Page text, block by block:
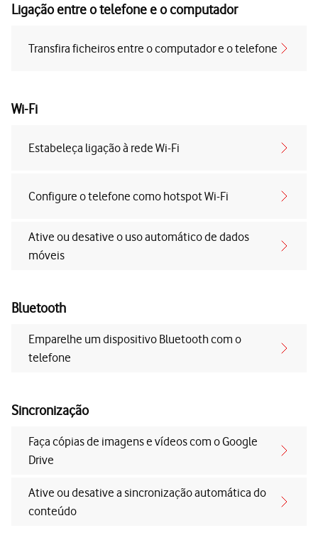
Ligação entre o telefone e o computador
Transfira ficheiros entre o computador e o telefone
Wi-Fi
Estabeleça ligação à rede Wi-Fi
Configure o telefone como hotspot Wi-Fi
Ative ou desative o uso automático de dados
móveis
Bluetooth
Emparelhe um dispositivo Bluetooth com o
telefone
Sincronização
Faça cópias de imagens e vídeos com o Google
Drive
Ative ou desative a sincronização automática do
conteúdo